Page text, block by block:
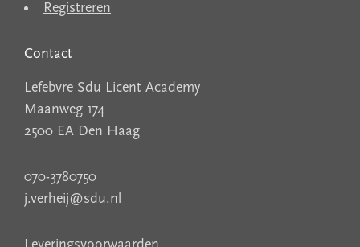
Registreren
Contact
Lefebvre Sdu Licent Academy
Maanweg 174
2500 EA Den Haag
070-3780750
j.verheij@sdu.nl